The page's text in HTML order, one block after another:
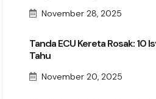
November 28, 2025
Tanda ECU Kereta Rosak: 10
Tahu
November 20, 2025